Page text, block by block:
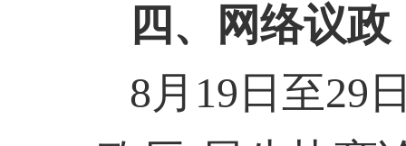
四、网络议政
8月 19 日至29